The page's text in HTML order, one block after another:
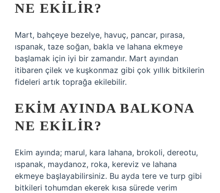
NE EKILIR?
Mart, bahçeye bezelye, havuç, pancar, pırasa,
ıspanak, taze soğan, bakla ve lahana ekmeye
başlamak için iyi bir zamandır. Mart ayından
itibaren çilek ve kuşkonmaz gibi çok yıllık bitkilerin
fideleri artık toprağa ekilebilir.
EKIM AYINDA BALKONA
NE EKILIR?
Ekim ayında; marul, kara lahana, brokoli, dereotu,
ıspanak, maydanoz, roka, kereviz ve lahana
ekmeye başlayabilirsiniz. Bu ayda tere ve turp gibi
bitkileri tohumdan ekerek kısa sürede verim